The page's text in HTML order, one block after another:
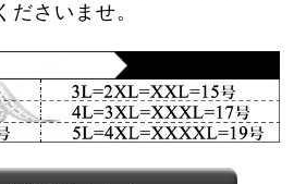
ださいませ。